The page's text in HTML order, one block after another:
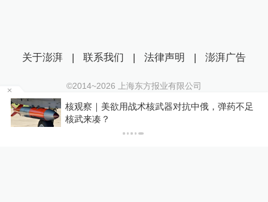
你有权知道更多
抗中俄，弹药不足
关于澎湃 | 联系我们 | 法律声明 | 澎湃广告
©2014~2026 上海东方报业有限公司
沪ICP证：沪B2-20170116 | 沪ICP备14003370号
互联网新闻信息服务许可证：31120170006
沪公网安备 31010602000299号